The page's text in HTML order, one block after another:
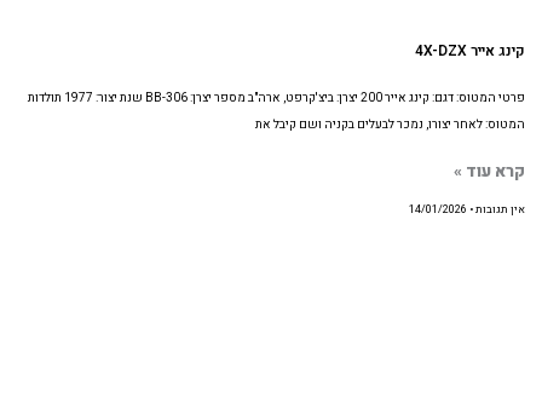
קינג אייר 4X-DZX
פרטי המטוס: דגם: קינג אייר 200 יצרן: ביצ'קרפט, ארה"ב מספר יצרן: BB-306 שנת יצור: 1977 תולדות
המטוס: לאחר יצורו, נמכר לבעלים בקניה ושם קיבל את
קרא עוד »
אין תגובות